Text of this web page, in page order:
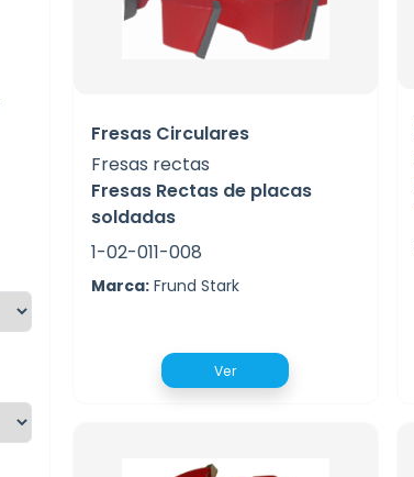
Fresas Circulares
Fresas rectas
Fresas Rectas de placas
soldadas
1-02-011-008
Marca: Frund Stark
Ver